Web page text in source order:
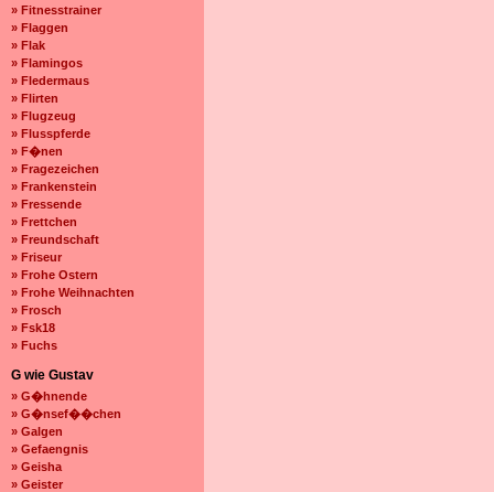
» Fitnesstrainer
» Flaggen
» Flak
» Flamingos
» Fledermaus
» Flirten
» Flugzeug
» Flusspferde
» F�nen
» Fragezeichen
» Frankenstein
» Fressende
» Frettchen
» Freundschaft
» Friseur
» Frohe Ostern
» Frohe Weihnachten
» Frosch
» Fsk18
» Fuchs
G wie Gustav
» G�hnende
» G�nsef��chen
» Galgen
» Gefaengnis
» Geisha
» Geister